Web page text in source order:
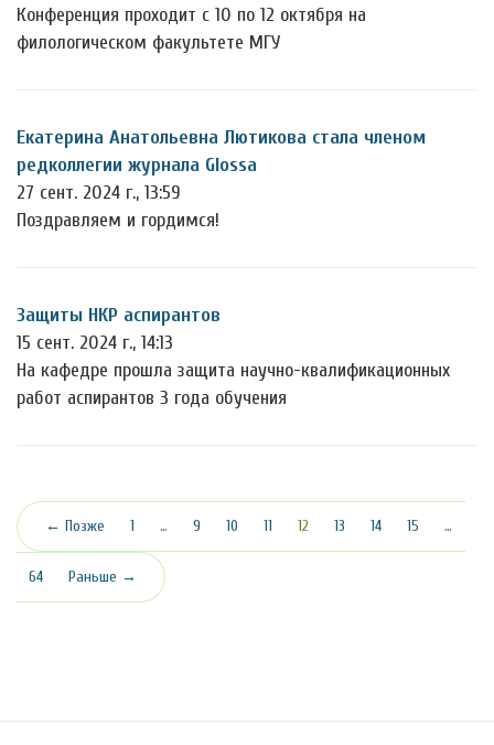
Конференция проходит с 10 по 12 октября на
филологическом факультете МГУ
Екатерина Анатольевна Лютикова стала членом
редколлегии журнала Glossa
27 сент. 2024 г., 13:59
Поздравляем и гордимся!
Защиты НКР аспирантов
15 сент. 2024 г., 14:13
На кафедре прошла защита научно-квалификационных
работ аспирантов 3 года обучения
← Позже 1 … 9 10 11 12 (текущая)
13 14 15 …
64 Раньше →